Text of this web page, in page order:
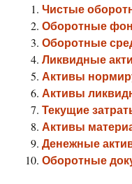
Чистые
Оборотные
Оборотные
Ликвидные
Активы
Активы
Текущие
Активы
Денежные
Оборотные